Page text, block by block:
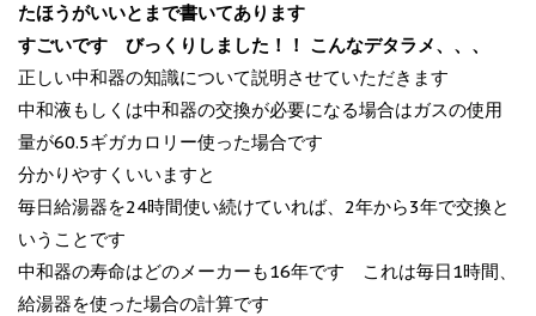
たほうがいいとまで書いてあります
すごいです びっくりしました！！ こんなデタラメ、、、
正しい中和器の知識について説明させていただきます
中和液もしくは中和器の交換が必要になる場合はガスの使用
量が60.5ギガカロリー使った場合です
分かりやすくいいますと
毎日給湯器を24時間使い続けていれば、2年から3年で交換と
いうことです
中和器の寿命はどのメーカーも16年です これは毎日1時間、
給湯器を使った場合の計算です